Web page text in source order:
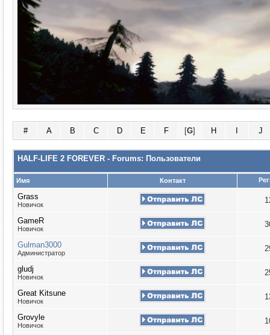
# A B C D E F [G] H J
HALF-LIFE 2 FOREVER - Forums: Пользователи
Имя Контакт
Grass
Новичок
GameR
Новичок
Gulman3000
Администратор
gludj
Новичок
Great Kitsune
Новичок
Grovyle
Новичок